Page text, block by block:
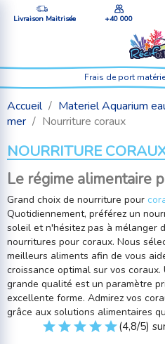
Livraison Maitrisée +40 000
Frais de port
Accueil Materiel Aquarium
mer
Nourriture coraux
NOURRITURE
Le régime alimentaire
Grand choix de nourriture pour
Quotidiennement, préférez un
soleil et n'hésitez pas à mélanger
nourritures pour coraux. Nous
meilleurs aliments afin de vous
croissance optimal sur vos
grande qualité est un paramètre
excellente forme. Admirez vos
grâce aux solutions alimentaires
(4,8/5)